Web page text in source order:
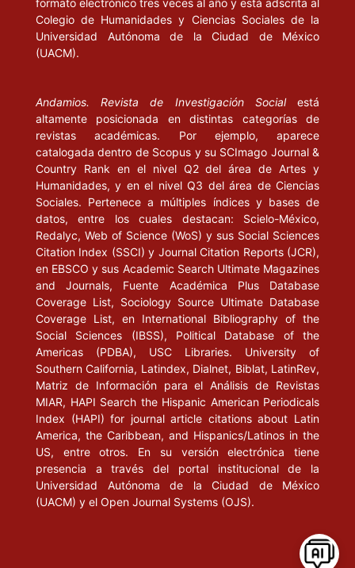
formato electrónico tres veces al año y está adscrita al
Colegio de Humanidades y Ciencias Sociales de la
Universidad Autónoma de la Ciudad de México
(UACM).
Andamios. Revista de Investigación Socialestá
altamente posicionada en distintas categorías de
revistas académicas. Por ejemplo, aparece
catalogada dentro de Scopus y su SCImago Journal &
Country Rank en el nivel Q2 del área de Artes y
Humanidades, y en el nivel Q3 del área de Ciencias
Sociales. Pertenece a múltiples índices y bases de
datos, entre los cuales destacan: Scielo-México,
Redalyc, Web of Science (WoS) y sus Social Sciences
Citation Index (SSCI) y Journal Citation Reports (JCR),
en EBSCO y sus Academic Search Ultimate Magazines
and Journals, Fuente Académica Plus Database
Coverage List, Sociology Source Ultimate Database
Coverage List, en International Bibliography of the
Social Sciences (IBSS), Political Database of the
Americas (PDBA), USC Libraries. University of
Southern California, Latindex, Dialnet, Biblat, LatinRev,
Matriz de Información para el Análisis de Revistas
MIAR, HAPI Search the Hispanic American Periodicals
Index (HAPI) for journal article citations about Latin
America, the Caribbean, and Hispanics/Latinos in the
US, entre otros. En su versión electrónica tiene
presencia a través del portal institucional de la
Universidad Autónoma de la Ciudad de México
(UACM) y el Open Journal Systems (OJS).